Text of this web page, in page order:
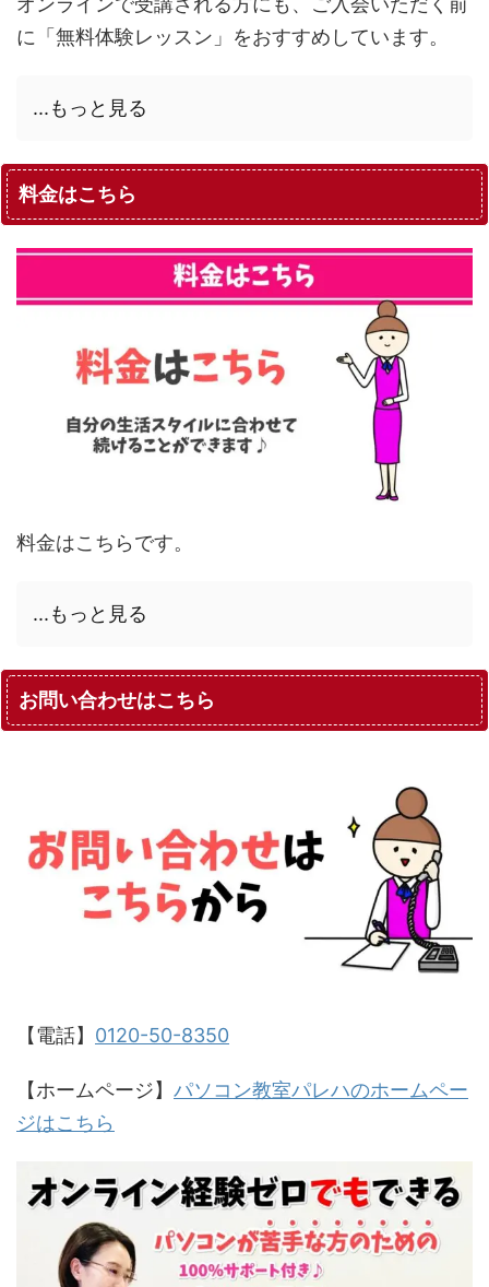
に「無料体験レッスン」をおすすめしています。
...もっと見る
料金はこちら
料金はこちらです。
...もっと見る
お問い合わせはこちら
【電話】 0120-50-8350
【ホームページ】 パソコン教室パレハのホームペー
ジはこちら